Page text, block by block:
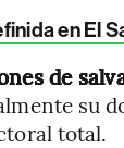
en El
de
su
total.